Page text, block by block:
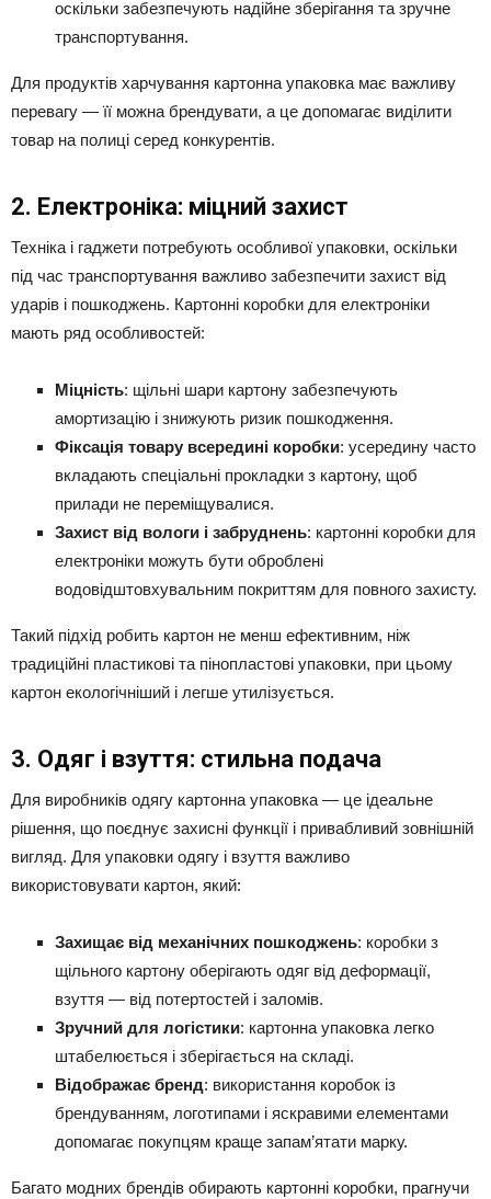
оскільки забезпечують надійне зберігання та зручне
транспортування.
Для продуктів харчування картонна упаковка має важливу
перевагу — її можна брендувати, а це допомагає виділити
товар на полиці серед конкурентів.
2. Електроніка: міцний захист
Техніка і гаджети потребують особливої упаковки, оскільки
під час транспортування важливо забезпечити захист від
ударів і пошкоджень. Картонні коробки для електроніки
мають ряд особливостей:
Міцність: щільні шари картону забезпечують
амортизацію і знижують ризик пошкодження.
Фіксація товару всередині коробки: усередину часто
вкладають спеціальні прокладки з картону, щоб
прилади не переміщувалися.
Захист від вологи і забруднень: картонні коробки для
електроніки можуть бути оброблені
водовідштовхувальним покриттям для повного захисту.
Такий підхід робить картон не менш ефективним, ніж
традиційні пластикові та пінопластові упаковки, при цьому
картон екологічніший і легше утилізується.
3. Одяг і взуття: стильна подача
Для виробників одягу картонна упаковка — це ідеальне
рішення, що поєднує захисні функції і привабливий зовнішній
вигляд. Для упаковки одягу і взуття важливо
використовувати картон, який:
Захищає від механічних пошкоджень: коробки з
щільного картону оберігають одяг від деформації,
взуття — від потертостей і заломів.
Зручний для логістики: картонна упаковка легко
штабелюється і зберігається на складі.
Відображає бренд: використання коробок із
брендуванням, логотипами і яскравими елементами
допомагає покупцям краще запам’ятати марку.
Багато модних брендів обирають картонні коробки, прагнучи